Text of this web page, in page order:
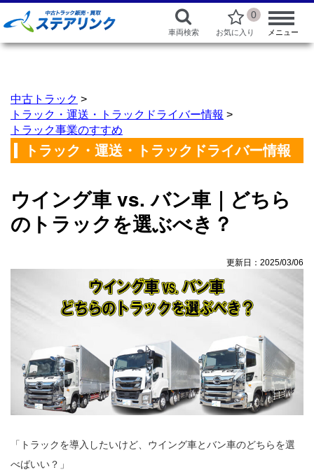
車両検索
0
お気に入り メニュー
中古トラック >
トラック・運送・トラックドライバー情報 >
トラック事業のすすめ
トラック・運送・トラックドライバー情報
ウイング車 vs. バン車｜どちら
のトラックを選ぶべき？
更新日：2025/03/06
「トラックを導入したいけど、ウイング車とバン車のどちらを選
べばいい？」